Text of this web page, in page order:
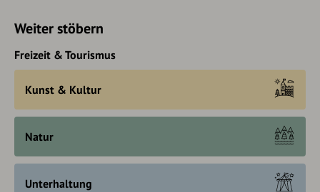
Weiter stöbern
Freizeit & Tourismus
Kunst & Kultur
Natur
Unterhaltung